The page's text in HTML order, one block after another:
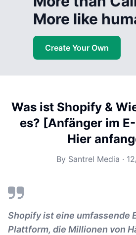
More like
Create Your Own
Was ist Shopify &
es? [Anfänger im
Hier
By Santrel Media ·
Shopify ist eine umfassende
Plattform, die Millionen von